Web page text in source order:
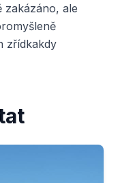
zakázáno, ale
zřídkakdy